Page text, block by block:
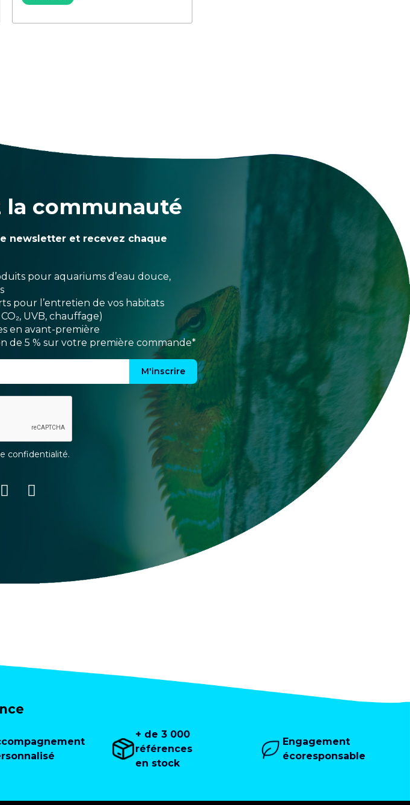
la communauté
newsletter et recevez chaque
pour aquariums d’eau douce,
pour l’entretien de vos habitats
UVB, chauffage)
en avant-première
de 5 % sur votre première commande*
M'inscrire
confidentialité.
+ de 3 000
références
en stock
Engagement
écoresponsable